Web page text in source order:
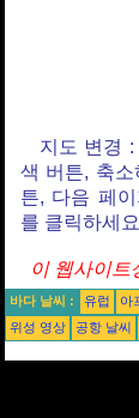
지도 변경
색 버튼, 축
튼, 다음 페
를 클릭하세
이 웹사이트
바다 날씨 : 유럽 아
위성 영상
공항 날씨